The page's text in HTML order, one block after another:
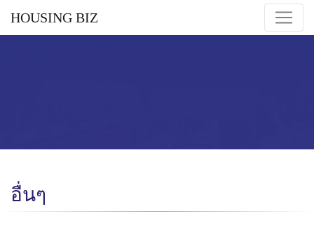
HOUSING BIZ
อื่นๆ